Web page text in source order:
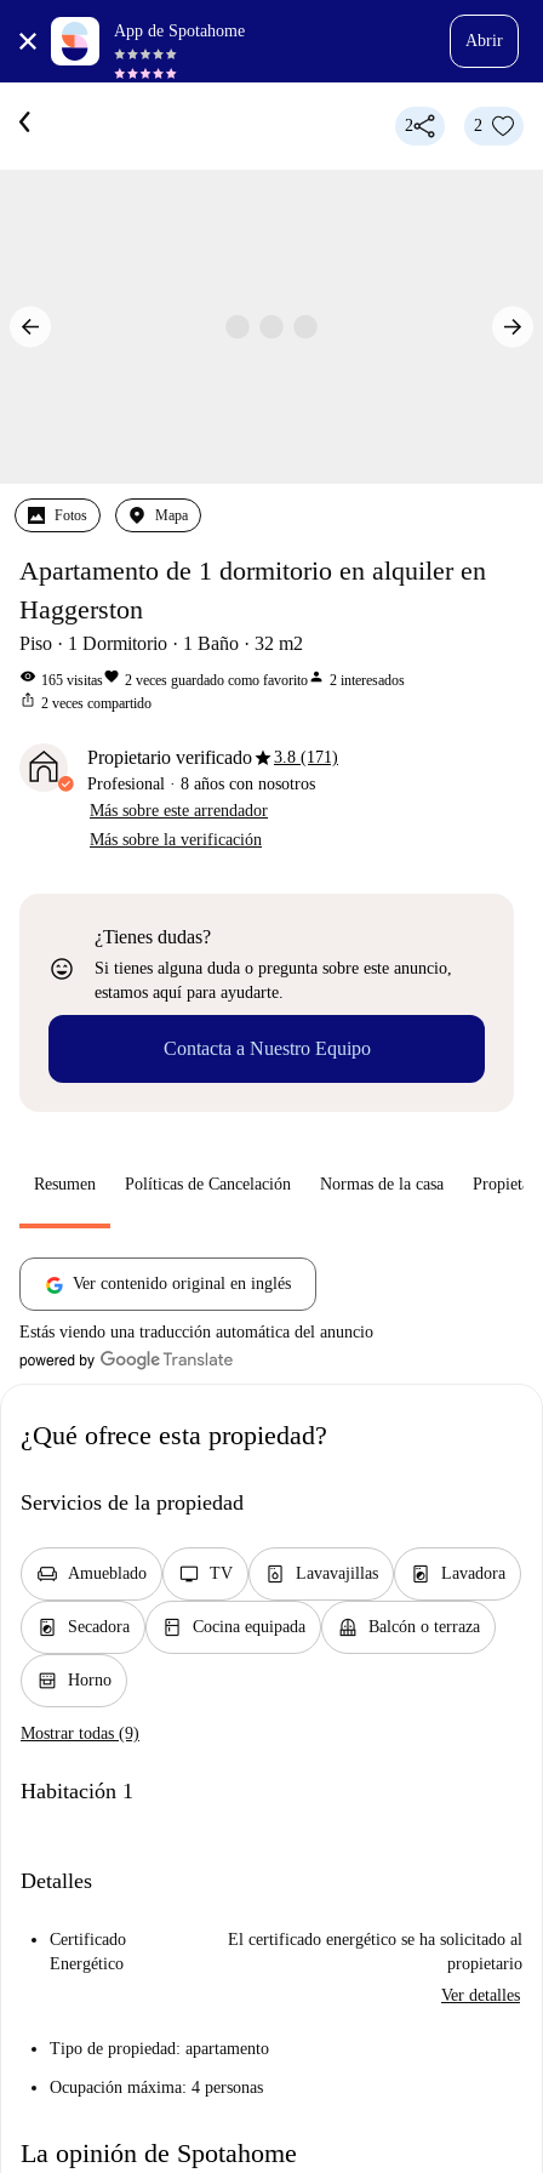
App de Spotahome
Abrir
2 2
Fotos Mapa
Apartamento de 1 dormitorio en alquiler en
Haggerston
Piso 1 Dormitorio 1 Baño 32 m2
visibility 165 visitasfavorite 2 veces guardado como favoritoperson 2 interesados
ios_share 2 veces compartido
Propietario verificadostar3.8 (171)
Profesional · 8 años con nosotros
Más sobre este arrendador
Más sobre la verificación
sentiment_very_satisfied
¿Tienes dudas?
Si tienes alguna duda o pregunta sobre este anuncio,
estamos aquí para ayudarte.
Contacta a Nuestro Equipo
Resumen Políticas de Cancelación Normas de la casa
Ver contenido original en inglés
Estás viendo una traducción automática del anuncio
¿Qué ofrece esta propiedad?
Servicios de la propiedad
chair Amueblado tv TV dishwasher_gen Lavavajillas local_laundry_service Lavadora
local_laundry_service Secadora kitchen Cocina equipada balcony Balcón o terraza
oven_gen Horno
Mostrar todas (9)
Habitación 1
Detalles
Certificado
Energético
El certificado energético se ha solicitado al
propietario
Ver detalles
Tipo de propiedad: apartamento
Ocupación máxima: 4 personas
La opinión de Spotahome